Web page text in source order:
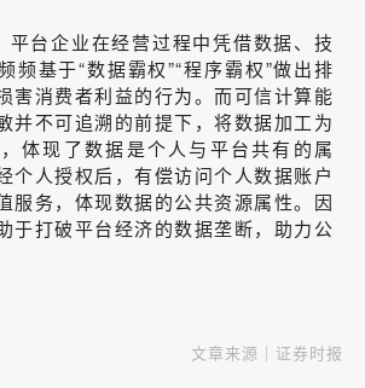
平台企业在经营过程中凭借数据、技
频基于“数据霸权”“程序霸权”做出排
害消费者利益的行为。而可信计算能
并不可追溯的前提下，将数据加工为
体现了数据是个人与平台共有的属
个人授权后，有偿访问个人数据账户
服务，体现数据的公共资源属性。因
于打破平台经济的数据垄断，助力公
文章来源｜证券时报